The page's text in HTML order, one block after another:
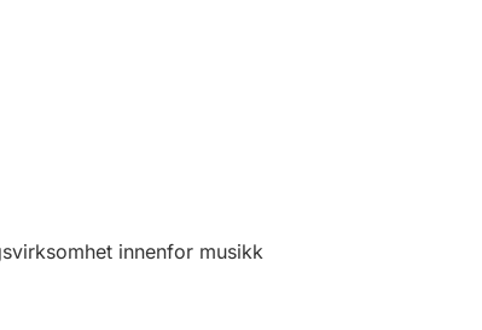
innenfor musikk